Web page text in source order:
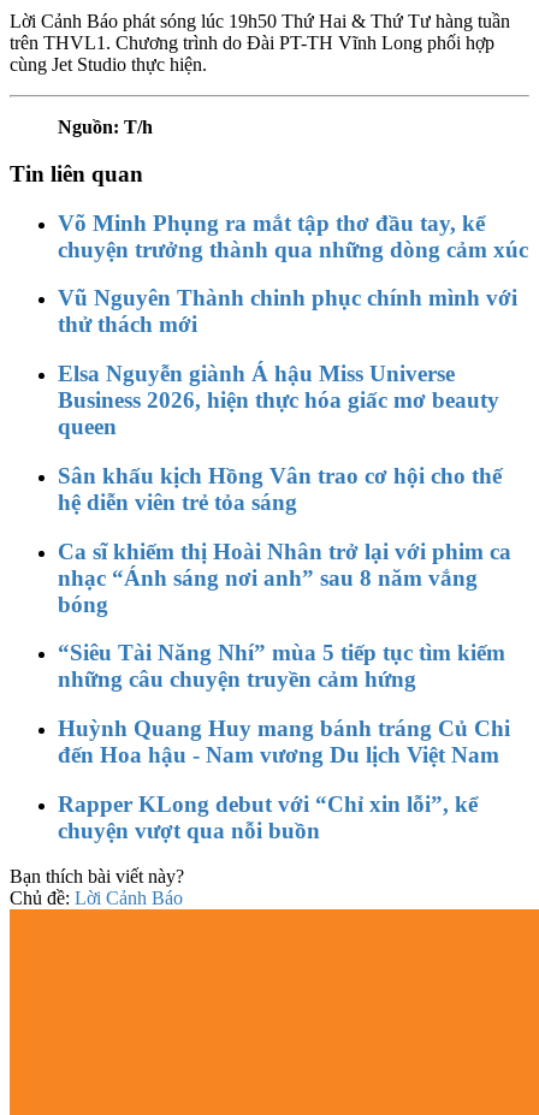
Lời Cảnh Báo phát sóng lúc 19h50 Thứ Hai & Thứ Tư hàng tuần
trên THVL1. Chương trình do Đài PT-TH Vĩnh Long phối hợp
cùng Jet Studio thực hiện.
Nguồn: T/h
Tin liên quan
Võ Minh Phụng ra mắt tập thơ đầu tay, kể
chuyện trưởng thành qua những dòng cảm xúc
Vũ Nguyên Thành chinh phục chính mình với
thử thách mới
Elsa Nguyễn giành Á hậu Miss Universe
Business 2026, hiện thực hóa giấc mơ beauty
queen
Sân khấu kịch Hồng Vân trao cơ hội cho thế
hệ diễn viên trẻ tỏa sáng
Ca sĩ khiếm thị Hoài Nhân trở lại với phim ca
nhạc “Ánh sáng nơi anh” sau 8 năm vắng
bóng
“Siêu Tài Năng Nhí” mùa 5 tiếp tục tìm kiếm
những câu chuyện truyền cảm hứng
Huỳnh Quang Huy mang bánh tráng Củ Chi
đến Hoa hậu - Nam vương Du lịch Việt Nam
Rapper KLong debut với “Chỉ xin lỗi”, kể
chuyện vượt qua nỗi buồn
Bạn thích bài viết này?
Chủ đề: Lời Cảnh Báo